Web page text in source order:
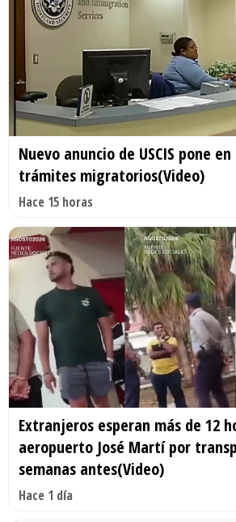
Nuevo anuncio de USCIS pone
trámites migratorios(Video)
Hace 15 horas
Extranjeros esperan más de 12
aeropuerto José Martí por
semanas antes(Video)
Hace 1 día